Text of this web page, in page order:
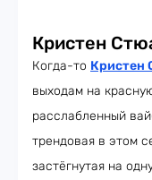
Кристен
Когда-то Кристен
выходам на
расслабленный
трендовая в этом
застёгнутая на